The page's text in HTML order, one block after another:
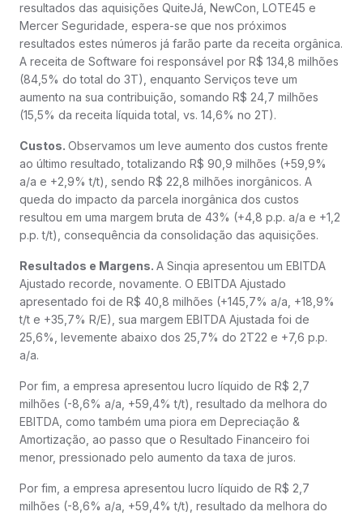
resultados das aquisições QuiteJá, NewCon, LOTE45 e
Mercer Seguridade, espera-se que nos próximos
resultados estes números já farão parte da receita orgânica.
A receita de Software foi responsável por R$ 134,8 milhões
(84,5% do total do 3T), enquanto Serviços teve um
aumento na sua contribuição, somando R$ 24,7 milhões
(15,5% da receita líquida total, vs. 14,6% no 2T).
Custos. Observamos um leve aumento dos custos frente
ao último resultado, totalizando R$ 90,9 milhões (+59,9%
a/a e +2,9% t/t), sendo R$ 22,8 milhões inorgânicos. A
queda do impacto da parcela inorgânica dos custos
resultou em uma margem bruta de 43% (+4,8 p.p. a/a e +1,2
p.p. t/t), consequência da consolidação das aquisições.
Resultados e Margens. A Sinqia apresentou um EBITDA
Ajustado recorde, novamente. O EBITDA Ajustado
apresentado foi de R$ 40,8 milhões (+145,7% a/a, +18,9%
t/t e +35,7% R/E), sua margem EBITDA Ajustada foi de
25,6%, levemente abaixo dos 25,7% do 2T22 e +7,6 p.p.
a/a.
Por fim, a empresa apresentou lucro líquido de R$ 2,7
milhões (-8,6% a/a, +59,4% t/t), resultado da melhora do
EBITDA, como também uma piora em Depreciação &
Amortização, ao passo que o Resultado Financeiro foi
menor, pressionado pelo aumento da taxa de juros.
Por fim, a empresa apresentou lucro líquido de R$ 2,7
milhões (-8,6% a/a, +59,4% t/t), resultado da melhora do